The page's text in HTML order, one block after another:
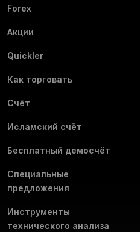
Forex
Акции
Quickler
Как торговать
Счёт
Исламский счёт
Бесплатный демосчёт
Специальные
предложения
Инструменты
технического анализа